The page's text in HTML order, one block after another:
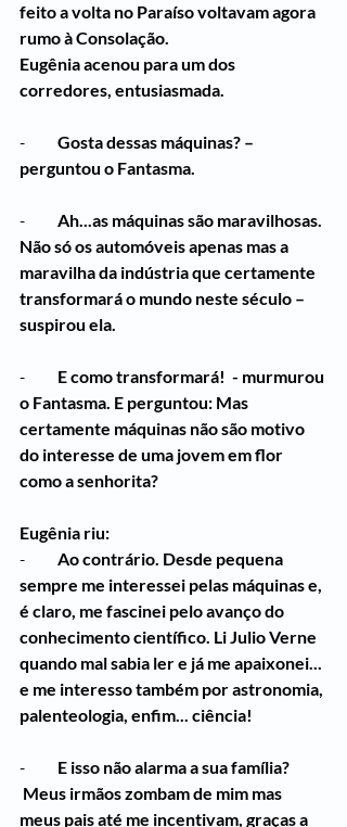
feito a volta no Paraíso voltavam agora
rumo à Consolação.
Eugênia acenou para um dos
corredores, entusiasmada.
- Gosta dessas máquinas? –
perguntou o Fantasma.
- Ah...as máquinas são maravilhosas.
Não só os automóveis apenas mas a
maravilha da indústria que certamente
transformará o mundo neste século –
suspirou ela.
- E como transformará!  - murmurou
o Fantasma. E perguntou: Mas
certamente máquinas não são motivo
do interesse de uma jovem em flor
como a senhorita?
Eugênia riu:
- Ao contrário. Desde pequena
sempre me interessei pelas máquinas e,
é claro, me fascinei pelo avanço do
conhecimento científico. Li Julio Verne
quando mal sabia ler e já me apaixonei...
e me interesso também por astronomia,
palenteologia, enfim... ciência!
- E isso não alarma a sua família?
meus pais até me incentivam, graças a